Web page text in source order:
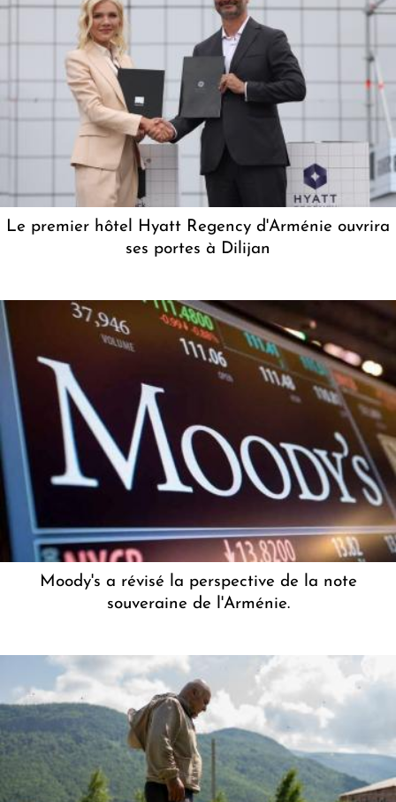
Le premier hôtel Hyatt Regency d'Arménie ouvrira
ses portes à Dilijan
Moody's a révisé la perspective de la note
souveraine de l'Arménie.